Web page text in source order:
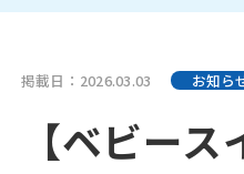
掲載日：2026.03.03 お知ら
【ベビー